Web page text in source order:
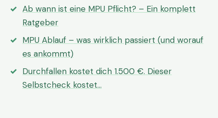
Ab wann ist eine MPU Pflicht? – Ein komplett
Ratgeber
MPU Ablauf – was wirklich passiert (und worauf
es ankommt)
Durchfallen kostet dich 1.500 €. Dieser
Selbstcheck kostet…